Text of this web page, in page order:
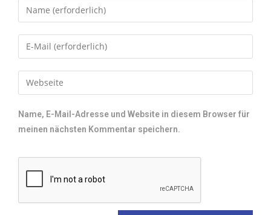
Name, E-Mail-Adresse und Website in diesem Browser für
meinen nächsten Kommentar speichern.